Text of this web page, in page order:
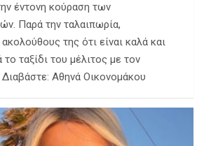
έντονη κούραση των
Παρά την ταλαιπωρία,
της ότι είναι καλά και
το ταξίδι του μέλιτος με τον
Αθηνά Οικονομάκου